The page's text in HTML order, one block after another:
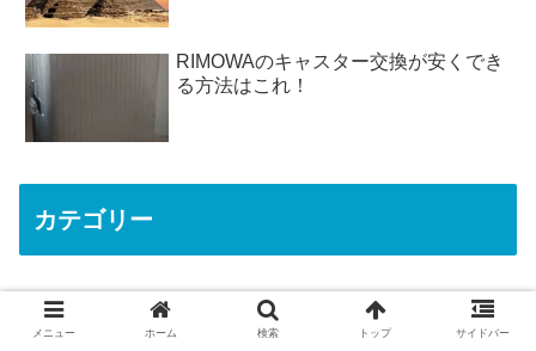
RIMOWAのキャスター交換が安くでき
る方法はこれ！
カテゴリー
お役立ち 195
メニュー ホーム 検索 トップ サイドバー